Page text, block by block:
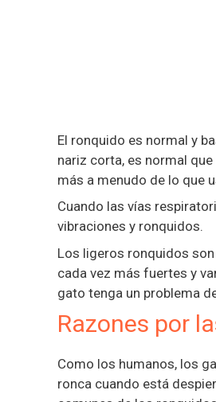
El ronquido es normal y
nariz corta, es normal
más a menudo de lo que
Cuando las vías
vibraciones y ronquidos.
Los ligeros ronquidos
cada vez más fuertes y
gato tenga un problema
Razones por
Como los humanos, los
ronca cuando está